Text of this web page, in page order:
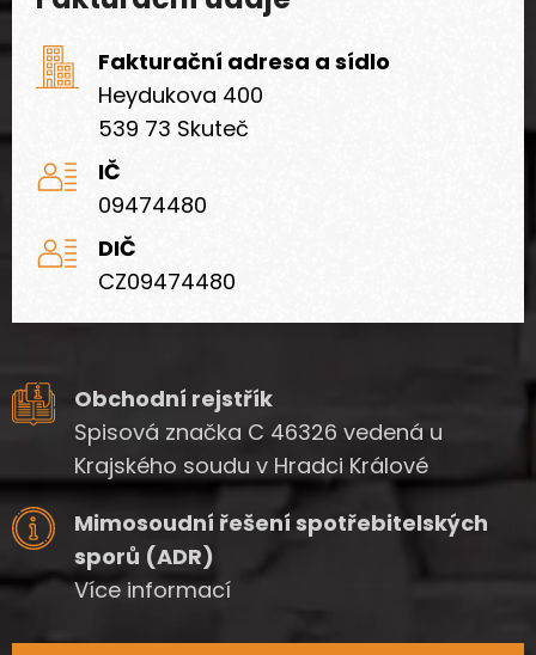
Fakturační adresa a sídlo
Heydukova 400
539 73 Skuteč
IČ
09474480
DIČ
CZ09474480
Obchodní rejstřík
Spisová značka C 46326 vedená u
Krajského soudu v Hradci Králové
Mimosoudní řešení spotřebitelských
sporů (ADR)
Více informací